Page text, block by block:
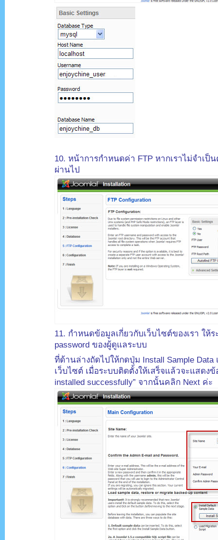
10. หน้าการกำหนดค่า FTP หากเราไม่จำเป็
ผ่านไป
11. กำหนดข้อมูลเกี่ยวกับเว็บไซต์ของเรา ให้
password ของผู้ดูแลระบบ
ที่ด้านล่างถัดไปให้กดปุ่ม Install Sample
เว็บไซต์ เมื่อระบบติดตั้งให้เสร็จแล้วจะแสดงข้
installed successfully” จากนั้นคลิก Next ค่ะ